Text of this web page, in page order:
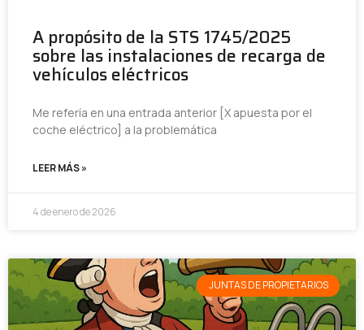
A propósito de la STS 1745/2025
sobre las instalaciones de recarga de
vehículos eléctricos
Me refería en una entrada anterior [X apuesta por el
coche eléctrico] a la problemática
LEER MÁS »
4 de enero de 2026
JUNTAS DE PROPIETARIOS